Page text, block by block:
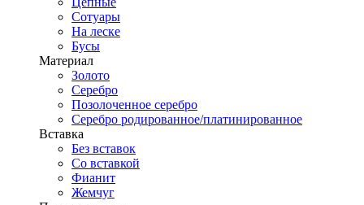
Сотуары
На леске
Бусы
Материал
Золото
Серебро
Позолоченное серебро
Серебро родированное/платинированное
Вставка
Без вставок
Со вставкой
Фианит
Жемчуг